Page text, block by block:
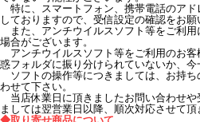
特に、スマートフォン、携帯電話のアド
しておりますので、受信設定の確認をお願
また、アンチウイルスソフト等をご利
場合がございます。
アンチウイルスソフト等をご利用のお客
惑フォルダに振り分けられていないか、今
ソフトの操作等につきましては、お持
わせて下さい。
当店休業日に頂きましたお問い合わせや
ましては翌営業日以降、順次対応させて頂